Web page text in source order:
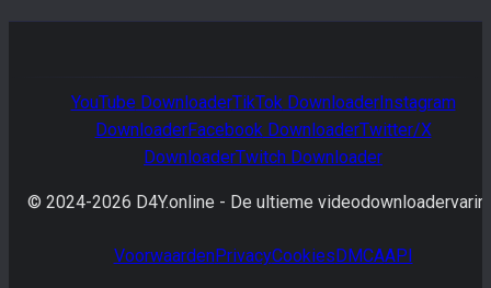
YouTube DownloaderTikTok DownloaderInstagram
DownloaderFacebook DownloaderTwitter/X
DownloaderTwitch Downloader
© 2024-2026 D4Y.online - De ultieme
VoorwaardenPrivacyCookiesDMCAAPI